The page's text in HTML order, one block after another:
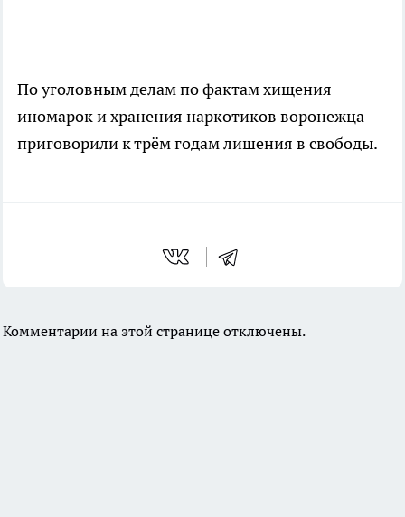
По уголовным делам по фактам хищения
иномарок и хранения наркотиков воронежца
приговорили к трём годам лишения в свободы.
Комментарии на этой странице отключены.